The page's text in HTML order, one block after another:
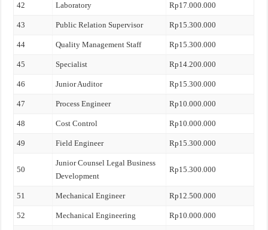
42 Laboratory Rp17.000.000
43 Public Relation Supervisor Rp15.300.000
44 Quality Management Staff Rp15.300.000
45 Specialist Rp14.200.000
46 Junior Auditor Rp15.300.000
47 Process Engineer Rp10.000.000
48 Cost Control Rp10.000.000
49 Field Engineer Rp15.300.000
50
Junior Counsel Legal Business
Development
Rp15.300.000
51 Mechanical Engineer Rp12.500.000
52 Mechanical Engineering Rp10.000.000